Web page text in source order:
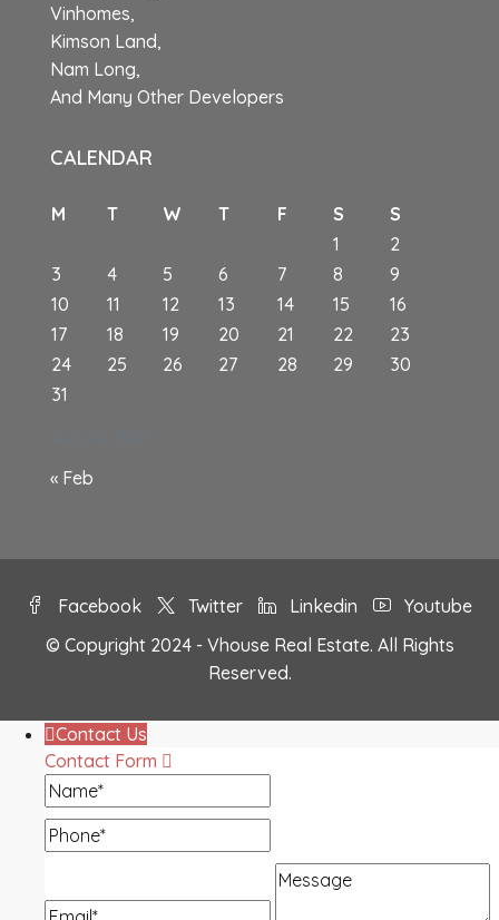
Vinhomes,
Kimson Land,
Nam Long,
And Many Other Developers
CALENDAR
M T W T F S
S
1
2
3
4 5 6 7 8
9
10
11 12 13 14 15
16
17
18 19 20 21 22
23
24
25 26 27 28 29
30
31
« Feb
Facebook Twitter Linkedin
Youtube
© Copyright 2024 - Vhouse Real Estate. All Rights
Reserved.
Contact Us
Contact Form
Name
Phone
Email
Message